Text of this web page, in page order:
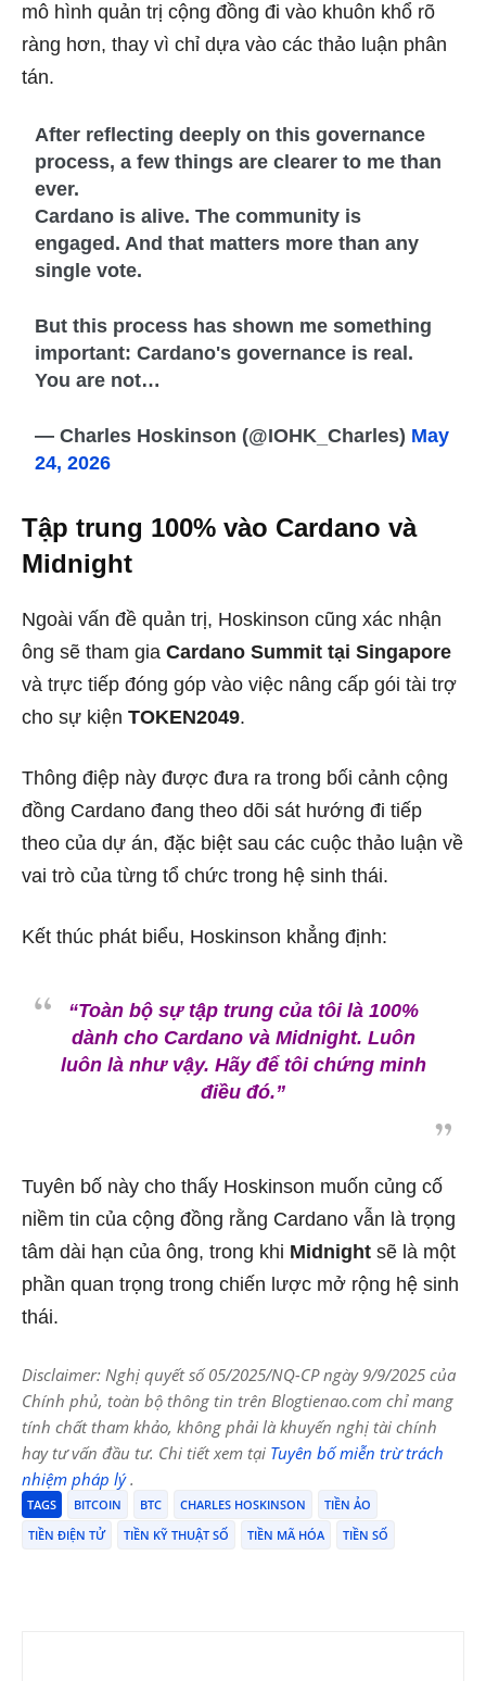
mô hình quản trị cộng đồng đi vào khuôn khổ rõ
ràng hơn, thay vì chỉ dựa vào các thảo luận phân
tán.
After reflecting deeply on this governance
process, a few things are clearer to me than
ever.
Cardano is alive. The community is
engaged. And that matters more than any
single vote.
But this process has shown me something
important: Cardano's governance is real.
You are not…
— Charles Hoskinson (@IOHK_Charles) May
24, 2026
Tập trung 100% vào Cardano và
Midnight
Ngoài vấn đề quản trị, Hoskinson cũng xác nhận
ông sẽ tham gia Cardano Summit tại Singapore
và trực tiếp đóng góp vào việc nâng cấp gói tài trợ
cho sự kiện TOKEN2049.
Thông điệp này được đưa ra trong bối cảnh cộng
đồng Cardano đang theo dõi sát hướng đi tiếp
theo của dự án, đặc biệt sau các cuộc thảo luận về
vai trò của từng tổ chức trong hệ sinh thái.
Kết thúc phát biểu, Hoskinson khẳng định:
“Toàn bộ sự tập trung của tôi là 100%
dành cho Cardano và Midnight. Luôn
luôn là như vậy. Hãy để tôi chứng minh
điều đó.”
Tuyên bố này cho thấy Hoskinson muốn củng cố
niềm tin của cộng đồng rằng Cardano vẫn là trọng
tâm dài hạn của ông, trong khi Midnight sẽ là một
phần quan trọng trong chiến lược mở rộng hệ sinh
thái.
Disclaimer: Nghị quyết số 05/2025/NQ-CP ngày 9/9/2025 của
Chính phủ, toàn bộ thông tin trên Blogtienao.com chỉ mang
tính chất tham khảo, không phải là khuyến nghị tài chính
hay tư vấn đầu tư. Chi tiết xem tại Tuyên bố miễn trừ trách
nhiệm pháp lý.
TAGS BITCOIN BTC CHARLES HOSKINSON
TIỀN ẢO
TIỀN ĐIỆN TỬ
TIỀN KỸ THUẬT SỐ TIỀN MÃ HÓA TIỀN SỐ